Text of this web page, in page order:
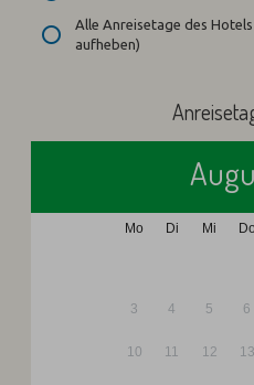
Alle Anreisetage des
aufheben)
Mo Di Mi Do
3 4 5 6
10 11 12 13